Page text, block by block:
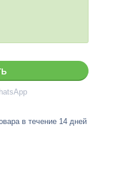
в течение 14 дней